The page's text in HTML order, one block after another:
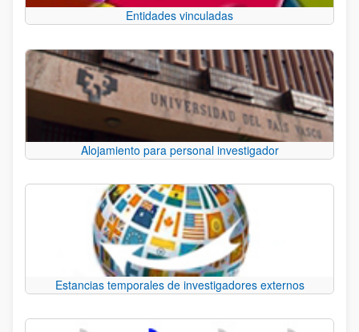
Entidades vinculadas
Alojamiento para personal investigador
Estancias temporales de investigadores externos